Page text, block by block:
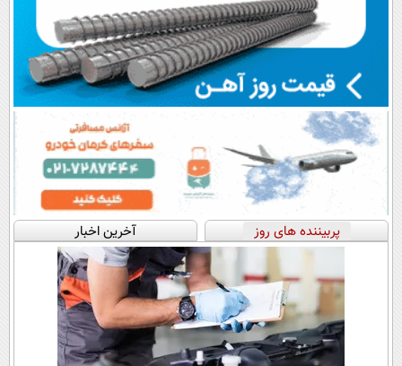
پربیننده های روز آخرین اخبار